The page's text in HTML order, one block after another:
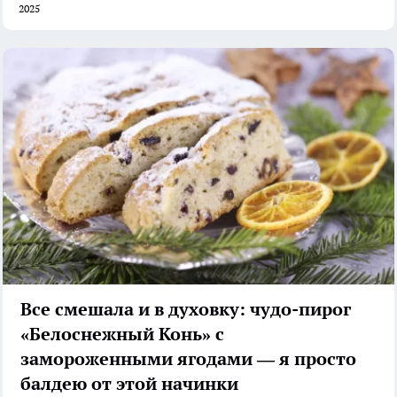
2025
Все смешала и в духовку: чудо-пирог
«Белоснежный Конь» с
замороженными ягодами — я просто
балдею от этой начинки